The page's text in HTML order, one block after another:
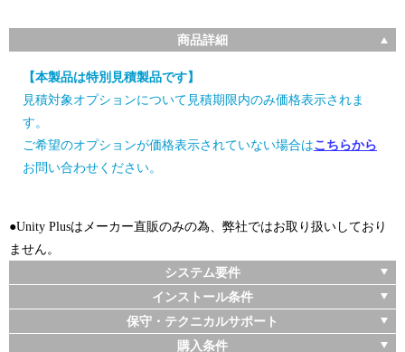
商品詳細
【本製品は特別見積製品です】
見積対象オプションについて見積期限内のみ価格表示されま
す。
ご希望のオプションが価格表示されていない場合はこちらから
お問い合わせください。
●Unity Plusはメーカー直販のみの為、弊社ではお取り扱いしており
ません。
システム要件
インストール条件
保守・テクニカルサポート
購入条件